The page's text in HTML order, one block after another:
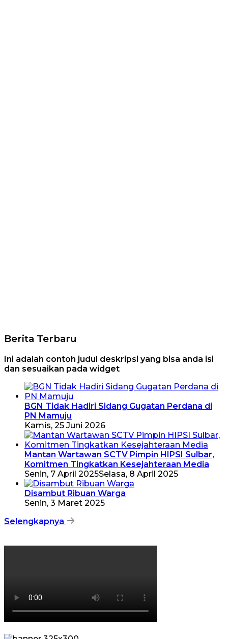
Berita Terbaru
Ini adalah contoh judul deskripsi yang bisa anda isi
dan sesuaikan pada widget
BGN Tidak Hadiri Sidang Gugatan Perdana di
PN Mamuju
Kamis, 25 Juni 2026
Mantan Wartawan SCTV Pimpin HIPSI Sulbar,
Komitmen Tingkatkan Kesejahteraan Media
Senin, 7 April 2025Selasa, 8 April 2025
Disambut Ribuan Warga
Senin, 3 Maret 2025
Selengkapnya